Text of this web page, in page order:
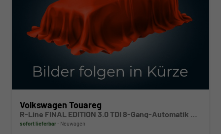
Volkswagen Touareg
sofort lieferbar Neuwagen